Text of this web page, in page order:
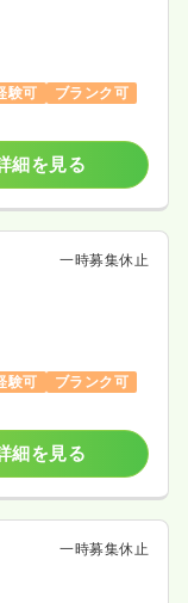
験可
ブランク可
細を見る
一時募集休止
験可
ブランク可
細を見る
一時募集休止